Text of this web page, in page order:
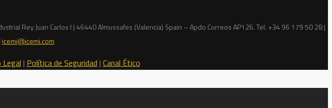
Rey Juan Carlos I | 46440 Almussafes (Valencia) Spain – Apdo Correos AP126. Tel. +34 96 179 50 28 |
icemi@icemi.com
| Política de Seguridad | Canal Ético